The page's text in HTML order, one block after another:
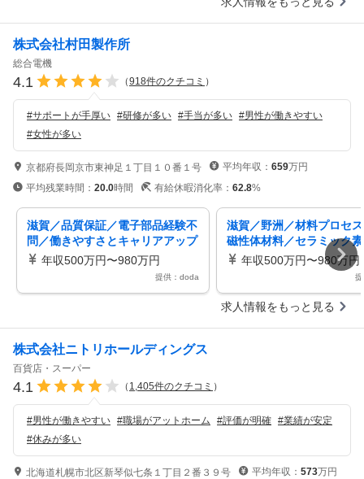
株式会社村田製作所
総合電機
4.1 （918件のクチコミ ）
#サポートが手厚い #研修が多い #手当が多い #男性が働きやすい
#女性が多い
京都府長岡京市東神足１丁目１０番１号 平均年収： 659万円
平均残業時間： 20.0時間 有給休暇消化率： 62.8%
滋賀／品質保証／電子部品経験不
問／働きやすさとキャリアアップ
／どちらも妥協しない品質ポジシ
年収500万円〜980万円
提供：doda
滋賀／野洲／材料プロセ
磁性体材料／セラミック
／プライム上場電子部品
年収500万円〜980万円
求人情報をもっと見る
株式会社ニトリホールディングス
百貨店・スーパー
4.1 （ 1,405件のクチコミ ）
#男性が働きやすい #職場がアットホーム #評価が明確 #業績が安定
#休みが多い
北海道札幌市北区新琴似七条１丁目２番３９号 平均年収： 573万円